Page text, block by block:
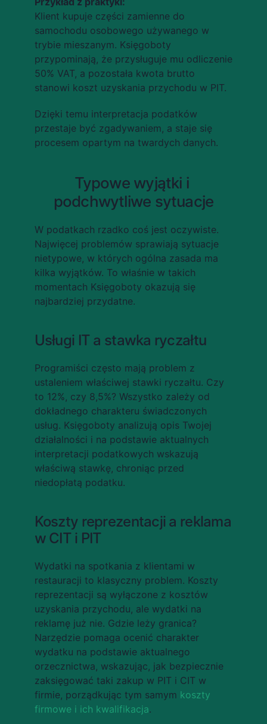
Klient kupuje części zamienne do
samochodu osobowego używanego w
trybie mieszanym. Księgoboty
przypominają, że przysługuje mu odliczenie
50% VAT, a pozostała kwota brutto
stanowi koszt uzyskania przychodu w PIT.
Dzięki temu interpretacja podatków
przestaje być zgadywaniem, a staje się
procesem opartym na twardych danych.
Typowe wyjątki i
podchwytliwe sytuacje
W podatkach rzadko coś jest oczywiste.
Najwięcej problemów sprawiają sytuacje
nietypowe, w których ogólna zasada ma
kilka wyjątków. To właśnie w takich
momentach Księgoboty okazują się
najbardziej przydatne.
Usługi IT a stawka ryczałtu
Programiści często mają problem z
ustaleniem właściwej stawki ryczałtu. Czy
to 12%, czy 8,5%? Wszystko zależy od
dokładnego charakteru świadczonych
usług. Księgoboty analizują opis Twojej
działalności i na podstawie aktualnych
interpretacji podatkowych wskazują
właściwą stawkę, chroniąc przed
niedopłatą podatku.
Koszty reprezentacji a reklama
w CIT i PIT
Wydatki na spotkania z klientami w
restauracji to klasyczny problem. Koszty
reprezentacji są wyłączone z kosztów
uzyskania przychodu, ale wydatki na
reklamę już nie. Gdzie leży granica?
Narzędzie pomaga ocenić charakter
wydatku na podstawie aktualnego
orzecznictwa, wskazując, jak bezpiecznie
zaksięgować taki zakup w PIT i CIT w
firmie, porządkując tym samym koszty
firmowe i ich kwalifikacja.